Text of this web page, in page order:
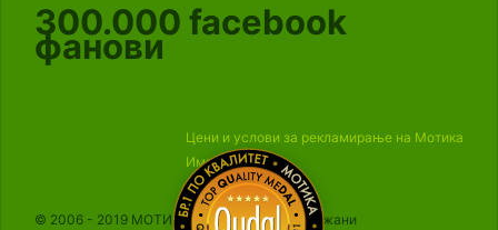
300.000 facebook
фанови
Цени и услови за рекламирање на Мотика
Импресум
© 2006 - 2019 МОТИКА, Сите права се задржани